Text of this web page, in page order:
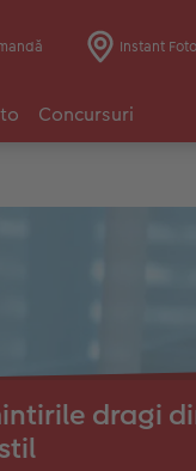
Instant Foto
Concursuri
dragi